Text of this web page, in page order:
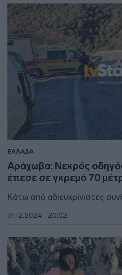
ΕΛΛΑΔΑ
Αράχωβα: Νεκρός
έπεσε σε γκρεμό 70
Κάτω από αδιευκρίνιστες
31.12.2024 - 20:02